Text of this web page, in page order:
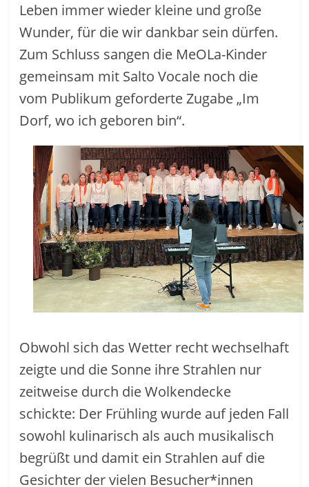
Leben immer wieder kleine und große
Wunder, für die wir dankbar sein dürfen.
Zum Schluss sangen die MeOLa-Kinder
gemeinsam mit Salto Vocale noch die
vom Publikum geforderte Zugabe „Im
Dorf, wo ich geboren bin“.
Obwohl sich das Wetter recht wechselhaft
zeigte und die Sonne ihre Strahlen nur
zeitweise durch die Wolkendecke
schickte: Der Frühling wurde auf jeden Fall
sowohl kulinarisch als auch musikalisch
begrüßt und damit ein Strahlen auf die
Gesichter der vielen Besucher*innen